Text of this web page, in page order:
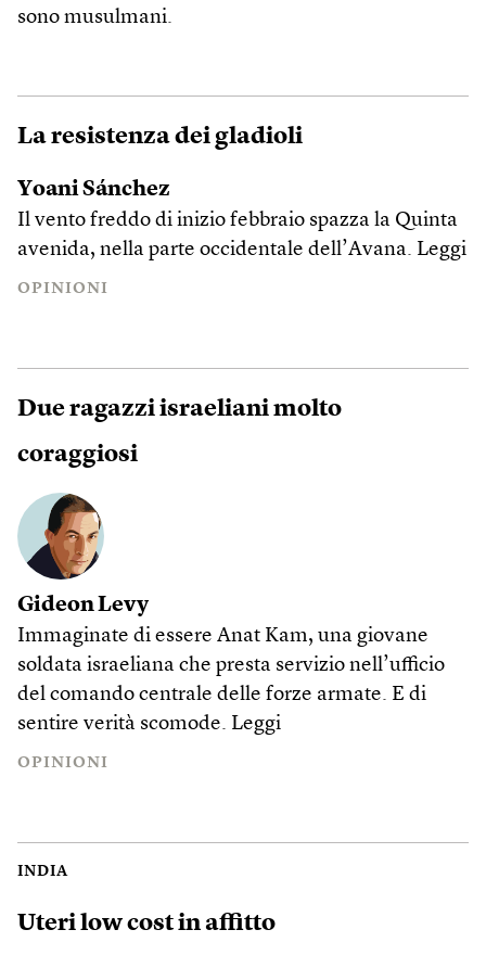
sono musulmani.
La resistenza dei gladioli
Yoani Sánchez
Il vento freddo di inizio febbraio spazza la Quinta
avenida, nella parte occidentale dell’Avana. Leggi
OPINIONI
Due ragazzi israeliani molto
coraggiosi
Gideon Levy
Immaginate di essere Anat Kam, una giovane
soldata israeliana che presta servizio nell’ufficio
del comando centrale delle forze armate. E di
sentire verità scomode. Leggi
OPINIONI
INDIA
Uteri low cost in affitto